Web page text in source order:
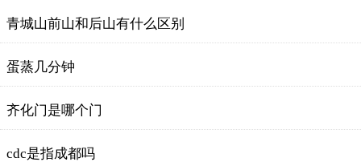
青城山前山和后山有什么区别
蛋蒸几分钟
齐化门是哪个门
cdc是指成都吗